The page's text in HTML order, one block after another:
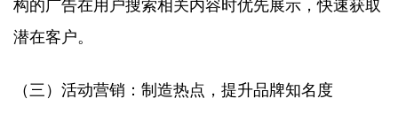
构的广告在用户搜索相关内容时优先展示，快速获取
潜在客户。​
（三）活动营销：制造热点，提升品牌知名度​